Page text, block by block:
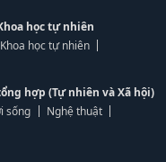
học tự nhiên
Khoa học tự nhiên
hợp (Tự nhiên và Xã hội)
sống
Nghệ thuật